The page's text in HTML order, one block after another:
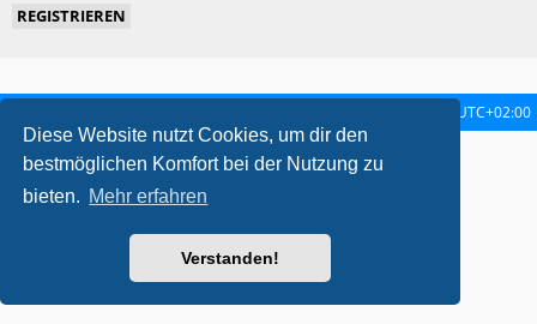
Diese Website nutzt Cookies, um dir den
bestmöglichen Komfort bei der Nutzung zu
bieten. Mehr erfahren
Verstanden!
REGISTRIEREN
UTC+02:00
metrolike style by Eric Seguin Updated for phpBB3.2 by
Powered byphpBB ® Forum Software © phpBB Limited
Deutsche Übersetzung durch